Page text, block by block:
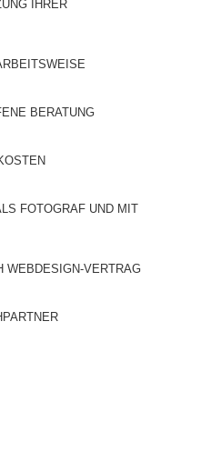
IHRER
BERATUNG
FOTOGRAF UND MIT
WEBDESIGN-VERTRAG